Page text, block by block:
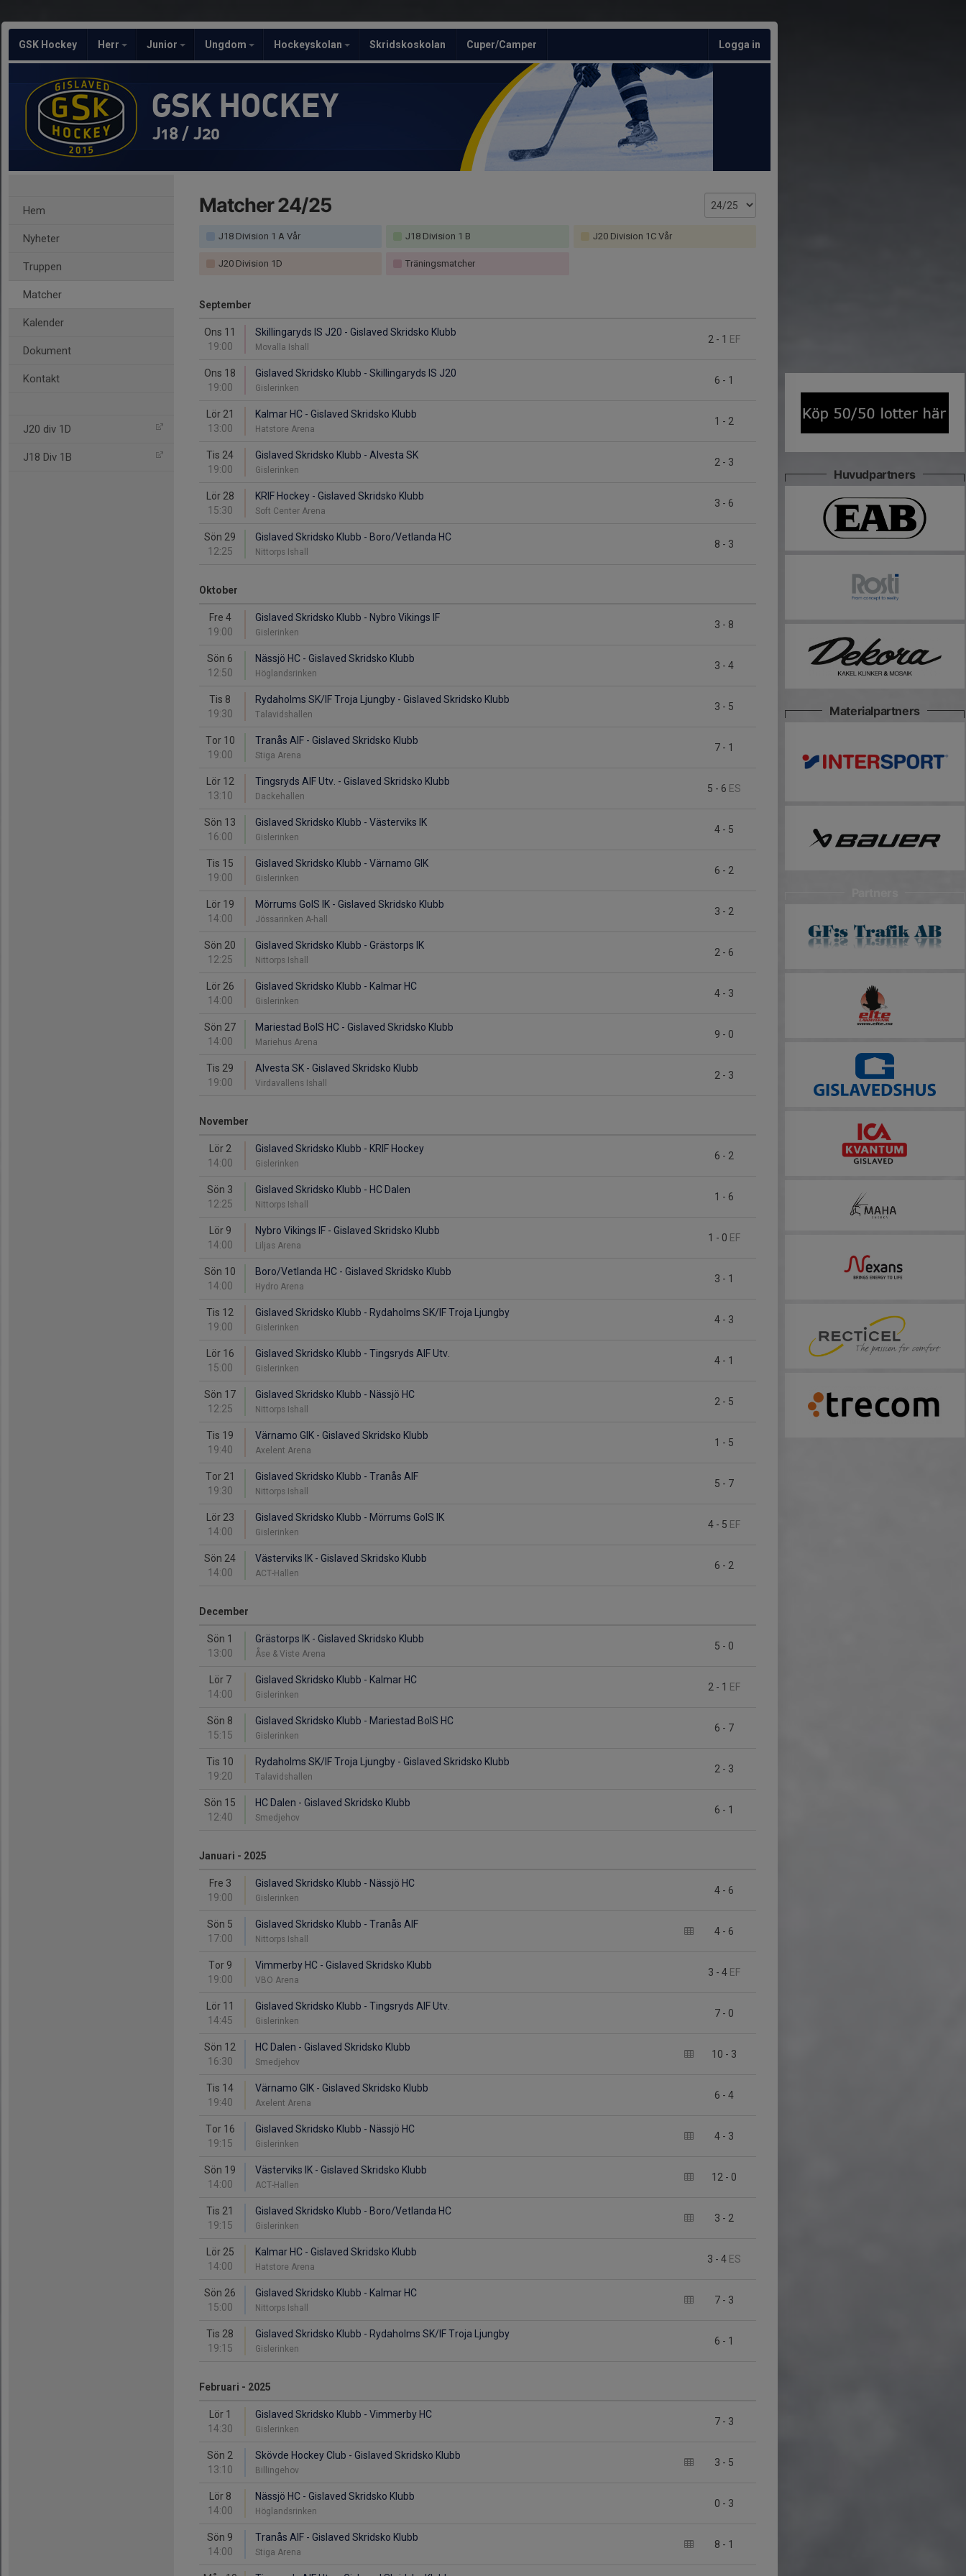
GSK Hockey Herr Junior Ungdom Hockeyskolan Skridskoskolan Cuper/Camper Logga in
GSK HOCKEY
J18 / J20
Hem
Nyheter
Truppen
Matcher
Kalender
Dokument
Kontakt
J20 div 1D
J18 Div 1B
Matcher 24/25
J18 Division 1 A Vår J18 Division 1 B J20 Division 1C Vår
J20 Division 1D Träningsmatcher
September
Ons 11
19:00
2 - 1 EF
Skillingaryds IS J20 - Gislaved Skridsko Klubb
Movalla Ishall
Ons 18
19:00
6 - 1
Gislaved Skridsko Klubb - Skillingaryds IS J20
Gislerinken
Lör 21
13:00
1 - 2
Kalmar HC - Gislaved Skridsko Klubb
Hatstore Arena
Tis 24
19:00
2 - 3
Gislaved Skridsko Klubb - Alvesta SK
Gislerinken
Lör 28
15:30
3 - 6
KRIF Hockey - Gislaved Skridsko Klubb
Soft Center Arena
Sön 29
12:25
8 - 3
Gislaved Skridsko Klubb - Boro/Vetlanda HC
Nittorps Ishall
Oktober
Fre 4
19:00
3 - 8
Gislaved Skridsko Klubb - Nybro Vikings IF
Gislerinken
Sön 6
12:50
3 - 4
Nässjö HC - Gislaved Skridsko Klubb
Höglandsrinken
Tis 8
19:30
3 - 5
Rydaholms SK/IF Troja Ljungby - Gislaved Skridsko Klubb
Talavidshallen
Tor 10
19:00
7 - 1
Tranås AIF - Gislaved Skridsko Klubb
Stiga Arena
Lör 12
13:10
5 - 6 ES
Tingsryds AIF Utv. - Gislaved Skridsko Klubb
Dackehallen
Sön 13
16:00
4 - 5
Gislaved Skridsko Klubb - Västerviks IK
Gislerinken
Tis 15
19:00
6 - 2
Gislaved Skridsko Klubb - Värnamo GIK
Gislerinken
Lör 19
14:00
3 - 2
Mörrums GoIS IK - Gislaved Skridsko Klubb
Jössarinken A-hall
Sön 20
12:25
2 - 6
Gislaved Skridsko Klubb - Grästorps IK
Nittorps Ishall
Lör 26
14:00
4 - 3
Gislaved Skridsko Klubb - Kalmar HC
Gislerinken
Sön 27
14:00
9 - 0
Mariestad BoIS HC - Gislaved Skridsko Klubb
Mariehus Arena
Tis 29
19:00
2 - 3
Alvesta SK - Gislaved Skridsko Klubb
Virdavallens Ishall
November
Lör 2
14:00
6 - 2
Gislaved Skridsko Klubb - KRIF Hockey
Gislerinken
Sön 3
12:25
1 - 6
Gislaved Skridsko Klubb - HC Dalen
Nittorps Ishall
Lör 9
14:00
1 - 0 EF
Nybro Vikings IF - Gislaved Skridsko Klubb
Liljas Arena
Sön 10
14:00
3 - 1
Boro/Vetlanda HC - Gislaved Skridsko Klubb
Hydro Arena
Tis 12
19:00
4 - 3
Gislaved Skridsko Klubb - Rydaholms SK/IF Troja Ljungby
Gislerinken
Lör 16
15:00
4 - 1
Gislaved Skridsko Klubb - Tingsryds AIF Utv.
Gislerinken
Sön 17
12:25
2 - 5
Gislaved Skridsko Klubb - Nässjö HC
Nittorps Ishall
Tis 19
19:40
1 - 5
Värnamo GIK - Gislaved Skridsko Klubb
Axelent Arena
Tor 21
19:30
5 - 7
Gislaved Skridsko Klubb - Tranås AIF
Nittorps Ishall
Lör 23
14:00
4 - 5 EF
Gislaved Skridsko Klubb - Mörrums GoIS IK
Gislerinken
Sön 24
14:00
6 - 2
Västerviks IK - Gislaved Skridsko Klubb
ACT-Hallen
December
Sön 1
13:00
5 - 0
Grästorps IK - Gislaved Skridsko Klubb
Åse & Viste Arena
Lör 7
14:00
2 - 1 EF
Gislaved Skridsko Klubb - Kalmar HC
Gislerinken
Sön 8
15:15
6 - 7
Gislaved Skridsko Klubb - Mariestad BoIS HC
Gislerinken
Tis 10
19:20
2 - 3
Rydaholms SK/IF Troja Ljungby - Gislaved Skridsko Klubb
Talavidshallen
Sön 15
12:40
6 - 1
HC Dalen - Gislaved Skridsko Klubb
Smedjehov
Januari - 2025
Fre 3
19:00
4 - 6
Gislaved Skridsko Klubb - Nässjö HC
Gislerinken
Sön 5
17:00
4 - 6
Gislaved Skridsko Klubb - Tranås AIF
Nittorps Ishall
Tor 9
19:00
3 - 4 EF
Vimmerby HC - Gislaved Skridsko Klubb
VBO Arena
Lör 11
14:45
7 - 0
Gislaved Skridsko Klubb - Tingsryds AIF Utv.
Gislerinken
Sön 12
16:30
10 - 3
HC Dalen - Gislaved Skridsko Klubb
Smedjehov
Tis 14
19:40
6 - 4
Värnamo GIK - Gislaved Skridsko Klubb
Axelent Arena
Tor 16
19:15
4 - 3
Gislaved Skridsko Klubb - Nässjö HC
Gislerinken
Sön 19
14:00
12 - 0
Västerviks IK - Gislaved Skridsko Klubb
ACT-Hallen
Tis 21
19:15
3 - 2
Gislaved Skridsko Klubb - Boro/Vetlanda HC
Gislerinken
Lör 25
14:00
3 - 4 ES
Kalmar HC - Gislaved Skridsko Klubb
Hatstore Arena
Sön 26
15:00
7 - 3
Gislaved Skridsko Klubb - Kalmar HC
Nittorps Ishall
Tis 28
19:15
6 - 1
Gislaved Skridsko Klubb - Rydaholms SK/IF Troja Ljungby
Gislerinken
Februari - 2025
Lör 1
14:30
7 - 3
Gislaved Skridsko Klubb - Vimmerby HC
Gislerinken
Sön 2
13:10
3 - 5
Skövde Hockey Club - Gislaved Skridsko Klubb
Billingehov
Lör 8
14:00
0 - 3
Nässjö HC - Gislaved Skridsko Klubb
Höglandsrinken
Sön 9
14:00
8 - 1
Tranås AIF - Gislaved Skridsko Klubb
Stiga Arena
Huvudpartners
Materialpartners